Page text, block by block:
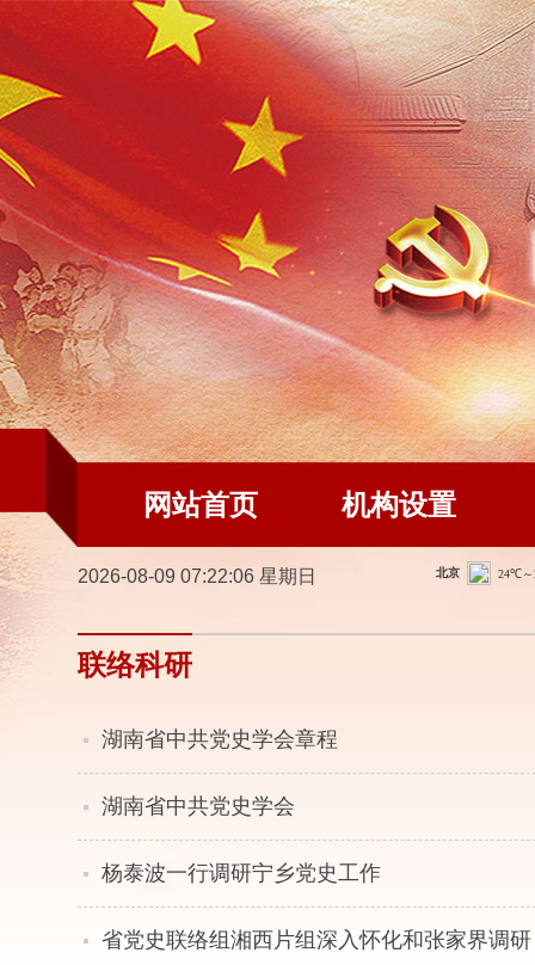
网站首页 机构设置
2026-08-09 07:22:06 星期日
联络科研
湖南省中共党史学会章程
湖南省中共党史学会
杨泰波一行调研宁乡党史工作
省党史联络组湘西片组深入怀化和张家界调研